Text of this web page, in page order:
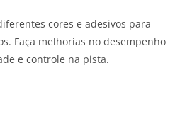
cores e adesivos para
Faça melhorias no desempenho
e controle na pista.